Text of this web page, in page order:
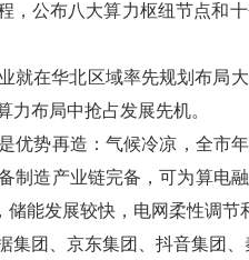
，公布八大算力枢纽节点
就在华北区域率先规划布局
布局中抢占发展先机。
优势再造：气候冷凉，全市
制造产业链完备，可为算电
能发展较快，电网柔性调节
团、京东集团、抖音集团、